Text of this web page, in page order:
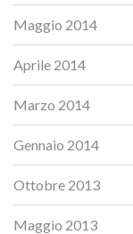
Maggio 2014
Aprile 2014
Marzo 2014
Gennaio 2014
Ottobre 2013
Maggio 2013